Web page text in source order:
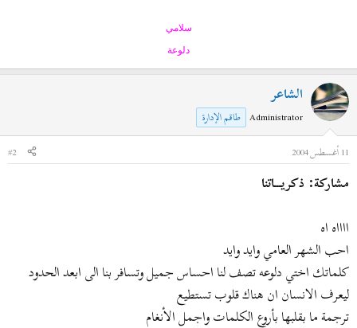
سلامي
دلوعة
الشاعر
Administrator طاقم الإدارة
11 أغسطس 2004
#2
مشاركة: ذكريـــاتنا
ااااه اه
احب الشهر العامي وايد وايد
كلماتك اختي دلوعه تصف لنا احساس جميل وتسافر بنا الى ابعد الحدود
ليعرف الانسان ان هناك قلوب تستطيع
ترجمة ما بقلبها بأروع الكلمات واجمل الأنغام